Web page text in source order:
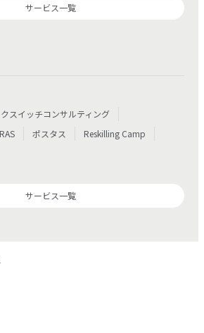
サービス一覧
スイッチコンサルティング
ポスタス
Reskilling Camp
サービス一覧